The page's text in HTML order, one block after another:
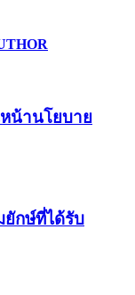
หน้านโยบาย
ยักษ์ที่ได้รับ